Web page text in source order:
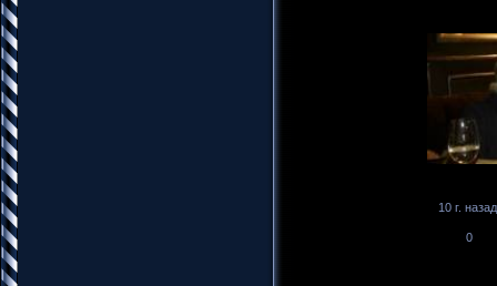
10 г. назад
0